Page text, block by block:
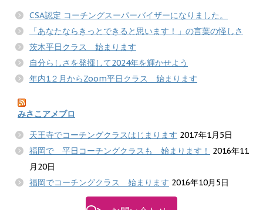
CSA認定 コーチングスーパーバイザーになりました。
「あなたならきっとできると思います！」の言葉の怪しさ
茨木平日クラス 始まります
自分らしさを発揮して2024年を輝かせよう
年内1２月からZoom平日クラス 始まります
みさこアメブロ
天王寺でコーチングクラスはじまります 2017年1月5日
福岡で 平日コーチングクラスも 始まります！
2016年11
月20日
福岡でコーチングクラス 始まります 2016年10月5日